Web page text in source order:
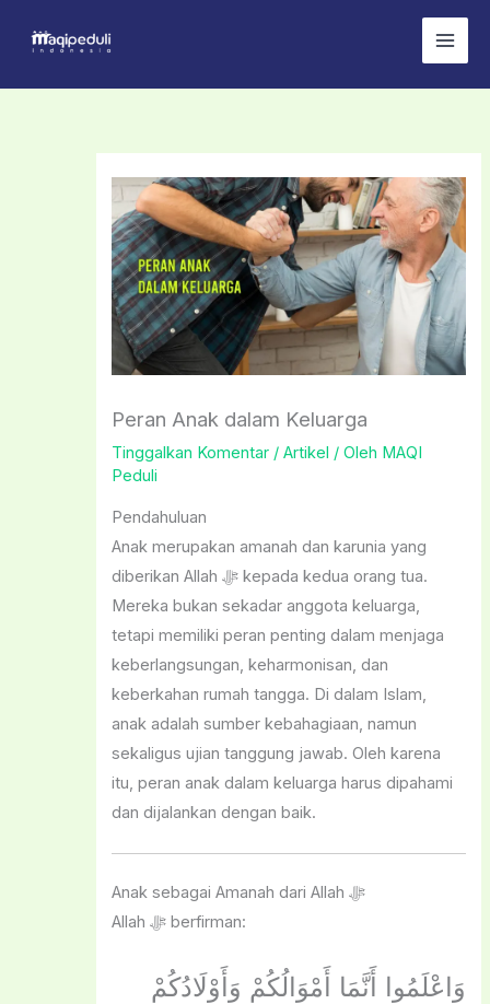
Peran Anak dalam Keluarga
Tinggalkan Komentar /Artikel / Oleh MAQI
Peduli
Pendahuluan
Anak merupakan amanah dan karunia yang
diberikan Allah ﷻ kepada kedua orang tua.
Mereka bukan sekadar anggota keluarga,
tetapi memiliki peran penting dalam menjaga
keberlangsungan, keharmonisan, dan
keberkahan rumah tangga. Di dalam Islam,
anak adalah sumber kebahagiaan, namun
sekaligus ujian tanggung jawab. Oleh karena
itu, peran anak dalam keluarga harus dipahami
dan dijalankan dengan baik.
Anak sebagai Amanah dari Allah ﷻ
Allah ﷻ berfirman:
وَاعْلَمُوا أَنَّمَا أَمْوَالُكُمْ وَأَوْلَادُكُمْ